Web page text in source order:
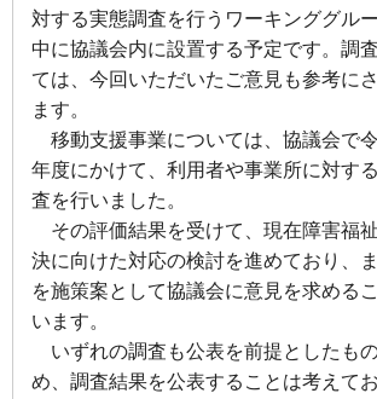
対する実態調査を行うワーキンググル
中に協議会内に設置する予定です。調
ては、今回いただいたご意見も参考に
ます。
移動支援事業については、協議会で
年度にかけて、利用者や事業所に対す
査を行いました。
その評価結果を受けて、現在障害福
決に向けた対応の検討を進めており、
を施策案として協議会に意見を求める
います。
いずれの調査も公表を前提としたも
め、調査結果を公表することは考えて